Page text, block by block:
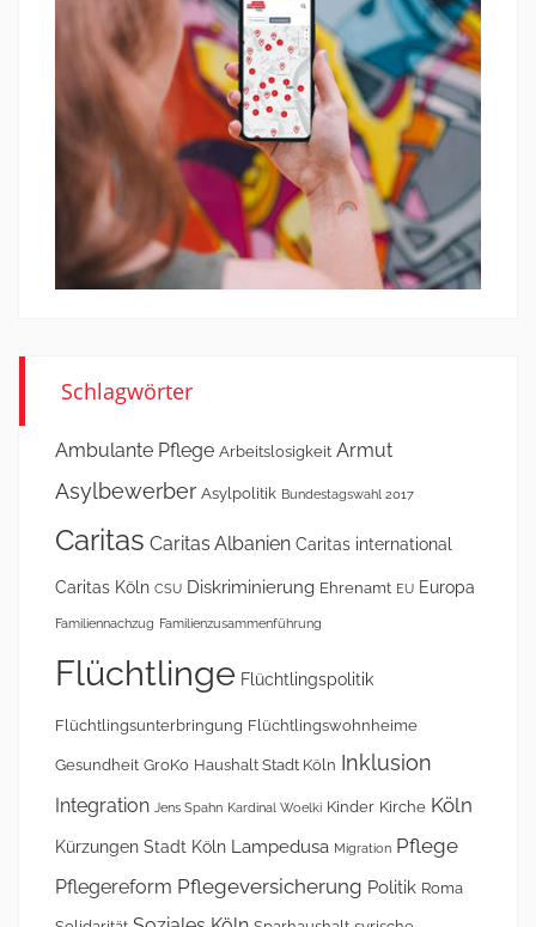
Schlagwörter
Ambulante Pflege Arbeitslosigkeit Armut
Asylbewerber Asylpolitik Bundestagswahl 2017
Caritas Caritas Albanien Caritas international
Caritas Köln CSU Diskriminierung Ehrenamt EU Europa
Familiennachzug Familienzusammenführung
Flüchtlinge Flüchtlingspolitik
Flüchtlingsunterbringung Flüchtlingswohnheime
Gesundheit GroKo Haushalt Stadt Köln Inklusion
Integration Jens Spahn Kardinal Woelki Kinder Kirche Köln
Kürzungen Stadt Köln Lampedusa Migration Pflege
Pflegereform Pflegeversicherung Politik Roma